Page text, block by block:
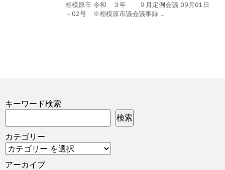
相模原市 令和 ３年 ９月定例会議 09月01日
－02号 ※相模原市議会議事録 ...
キーワード検索
検索
カテゴリー
アーカイブ